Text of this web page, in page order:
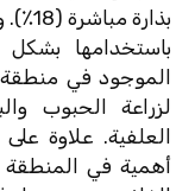
باستخدامها
الموجود في منطقة
لزراعة الحبوب
العلفية. علاوة
أهمية في المنطقة